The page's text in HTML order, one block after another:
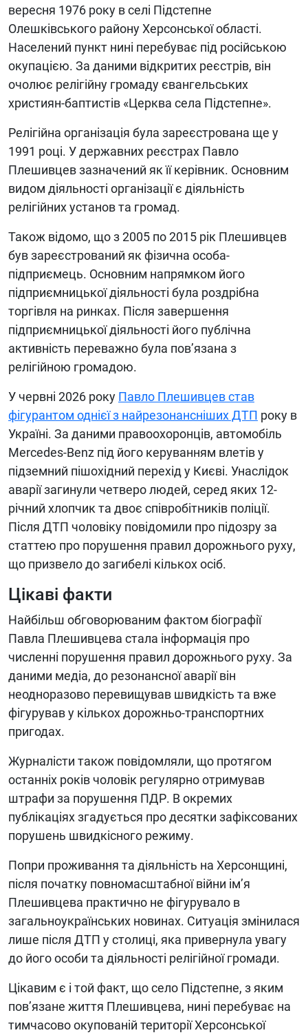
вересня 1976 року в селі Підстепне
Олешківського району Херсонської області.
Населений пункт нині перебуває під російською
окупацією. За даними відкритих реєстрів, він
очолює релігійну громаду євангельських
християн-баптистів «Церква села Підстепне».
Релігійна організація була зареєстрована ще у
1991 році. У державних реєстрах Павло
Плешивцев зазначений як її керівник. Основним
видом діяльності організації є діяльність
релігійних установ та громад.
Також відомо, що з 2005 по 2015 рік Плешивцев
був зареєстрований як фізична особа-
підприємець. Основним напрямком його
підприємницької діяльності була роздрібна
торгівля на ринках. Після завершення
підприємницької діяльності його публічна
активність переважно була пов’язана з
релігійною громадою.
У червні 2026 року Павло Плешивцев став
фігурантом однієї з найрезонансніших ДТП року в
Україні. За даними правоохоронців, автомобіль
Mercedes-Benz під його керуванням влетів у
підземний пішохідний перехід у Києві. Унаслідок
аварії загинули четверо людей, серед яких 12-
річний хлопчик та двоє співробітників поліції.
Після ДТП чоловіку повідомили про підозру за
статтею про порушення правил дорожнього руху,
що призвело до загибелі кількох осіб.
Цікаві факти
Найбільш обговорюваним фактом біографії
Павла Плешивцева стала інформація про
численні порушення правил дорожнього руху. За
даними медіа, до резонансної аварії він
неодноразово перевищував швидкість та вже
фігурував у кількох дорожньо-транспортних
пригодах.
Журналісти також повідомляли, що протягом
останніх років чоловік регулярно отримував
штрафи за порушення ПДР. В окремих
публікаціях згадується про десятки зафіксованих
порушень швидкісного режиму.
Попри проживання та діяльність на Херсонщині,
після початку повномасштабної війни ім’я
Плешивцева практично не фігурувало в
загальноукраїнських новинах. Ситуація змінилася
лише після ДТП у столиці, яка привернула увагу
до його особи та діяльності релігійної громади.
Цікавим є і той факт, що село Підстепне, з яким
пов’язане життя Плешивцева, нині перебуває на
тимчасово окупованій території Херсонської